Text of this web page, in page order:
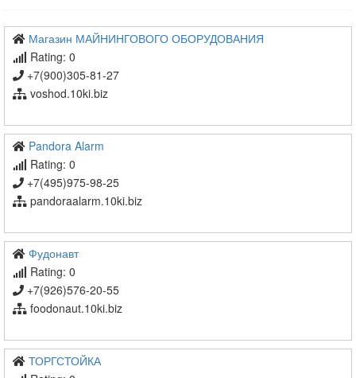
Магазин МАЙНИНГОВОГО ОБОРУДОВАНИЯ
Rating: 0
+7(900)305-81-27
voshod.10ki.biz
Pandora Alarm
Rating: 0
+7(495)975-98-25
pandoraalarm.10ki.biz
Фудонавт
Rating: 0
+7(926)576-20-55
foodonaut.10ki.biz
ТОРГСТОЙКА